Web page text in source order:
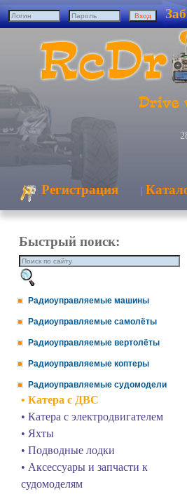
Регистрация |
Быстрый поиск:
Радиоуправляемые машины
Радиоуправляемые самолёты
Радиоуправляемые вертолёты
Радиоуправляемые коптеры
Радиоуправляемые судомодели
• Катера с ДВС
• Катера с электродвигателем
• Яхты
• Подводные лодки
• Аксессуары и запчасти к
судомоделям